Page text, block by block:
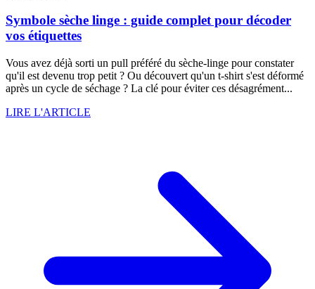
Symbole sèche linge : guide complet pour décoder
vos étiquettes
Vous avez déjà sorti un pull préféré du sèche-linge pour constater
qu'il est devenu trop petit ? Ou découvert qu'un t-shirt s'est déformé
après un cycle de séchage ? La clé pour éviter ces désagrément...
LIRE L'ARTICLE